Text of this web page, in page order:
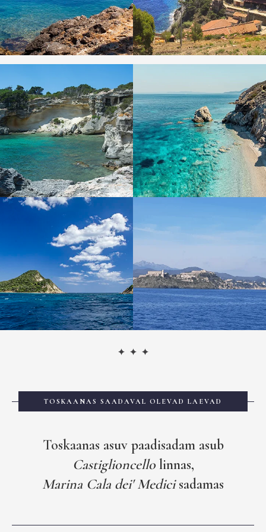
TOSKAANAS SAADAVAL OLEVAD LAEVAD
Toskaanas asuv paadisadam asub
Castiglioncellolinnas,
Marina Cala dei' Medicisadamas